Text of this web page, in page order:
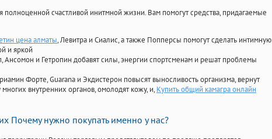
счастливой инитмной жизни. Вам помогут средства, придагаемые
цена алматы, Левитра и Сиалис, а также Попперсы помогут сделать интимную
и яркой
Ансомон и Гетропин добавят силы, энергии спортсменам и решат проблемы
Форте, Guarana и Экдистерон повысят выносливость организма, вернут
внутренних органов, омолодят кожу, и, Купить общий камагра онлайн
Почему нужно покупать именно у нас?